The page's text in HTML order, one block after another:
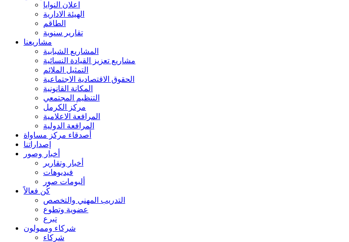
اعلان النوايا
الهيئة الادارية
الطاقم
تقارير سنوية
مشاريعنا
المشاريع الشبابية
مشاريع تعزيز القيادة النسائية
التمثيل الملائم
الحقوق الاقتصادية الاجتماعية
المكانة القانونية
التنظيم المجتمعي
مركز الكرمل
المرافعة الاعلامية
المرافعة الدولية
أصدقاء مركز مساواة
إصداراتنا
أخبار وصور
أخبار وتقارير
فيديوهات
ألبومات صور
كُن فعالاً
التدريب المهني والتخصص
عضوية وتطوع
تبرع
شركاء وممولون
شركاء